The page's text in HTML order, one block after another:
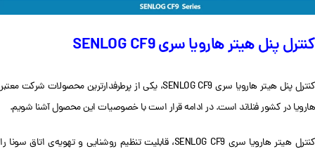
کنترل پنل هیتر هارویا سری SENLOG CF9
کنترل پنل هیتر هارویا سری SENLOG CF9، یکی از پرطرفدارترین محصولات شرکت معتبر
هارویا در کشور فنلاند است. در ادامه قرار است با خصوصیات این محصول آشنا شویم.
کنترل هیتر هارویا سری SENLOG CF9، قابلیت تنظیم روشنایی و تهویه‌ی اتاق سونا را